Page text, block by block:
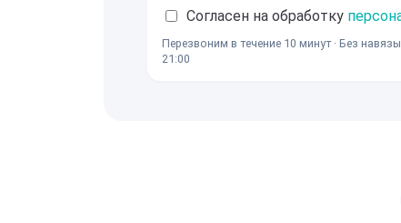
Согласен на обработку
Перезвоним в течение 10 минут · Без
21:00